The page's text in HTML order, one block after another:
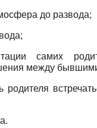
до развода;
самих
между
родителя